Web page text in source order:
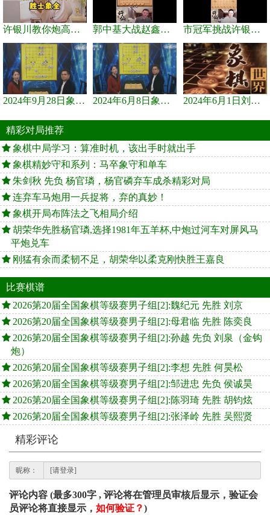
许银川教你炮高兵士象全如何赢士象全，简单四步即可 郭中基大战赵鑫鑫，许银川激情讲解 市冠军挑战许银川，急进中兵变化真激烈！
2024年9月28日象棋世界栏目，刘君、蒋川讲解了第九届杨官璘杯象棋... 2024年6月8日象棋世界，刘君、蒋川讲解了第九届杨官璘杯全国象棋... 2024年6月1日刘君、蒋川讲解第三届上海杯象棋大师赛谢靖与李少庚...
精彩对局推荐
象棋中局学习：算准时机，该出手时就出手
象棋精妙守和系列：马卒象守和单车
朱剑秋 先负 杨官璘，杨官磷弃车成杀精彩对局
连弃车马炮用一兵捉将，弃的真妙！
象棋开局布阵法之飞相局介绍
胡荣华先胜杨官璘,选择1981年五羊杯,中炮过河车对屏风马
平炮兑车
刚猛有余而柔韧不足，胡荣华以柔克刚快胜王嘉良
比赛棋谱
2026第20届全国象棋等级赛男子组[2]:魏纪元 先胜 刘京
2026第20届全国象棋等级赛男子组[2]:母君临 先胜 陈奕良
2026第20届全国象棋等级赛男子组[2]:孙越 先负 刘泉（金钩
炮）
2026第20届全国象棋等级赛男子组[2]:李想 先胜 何昊松
2026第20届全国象棋等级赛男子组[2]:邹进忠 先负 侯诚昊
2026第20届全国象棋等级赛男子组[2]:陈羽琦 先胜 胡钧炫
2026第20届全国象棋等级赛男子组[2]:张泽岭 先胜 吴熙贤
精彩评论
昵称：
评论内容 (最多300字 , 评论将在管理员审核后显示，验证会
员评论将直接显示， 如何验证？)